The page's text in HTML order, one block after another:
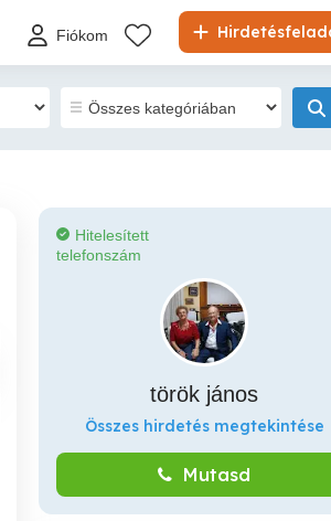
Fiókom
Hitelesített
telefonszám
török jános
Összes hirdetés megtekintése
Mutasd